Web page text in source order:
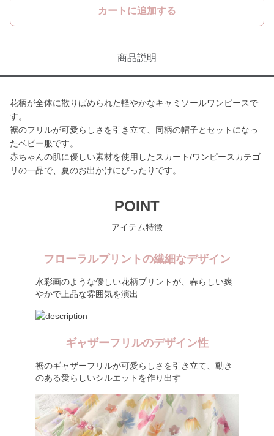
カートに追加する
商品説明
花柄が全体に散りばめられた軽やかなキャミソールワンピースで
す。
裾のフリルが可愛らしさを引き立て、同柄の帽子とセットになっ
たベビー服です。
赤ちゃんの肌に優しい素材を使用したスカート/ワンピースカテゴ
リの一品で、夏のお出かけにぴったりです。
POINT
アイテム特徴
フローラルプリントの繊細なデザイン
水彩画のような優しい花柄プリントが、春らしい爽
やかで上品な雰囲気を演出
のある愛らしいシルエットを作り出す